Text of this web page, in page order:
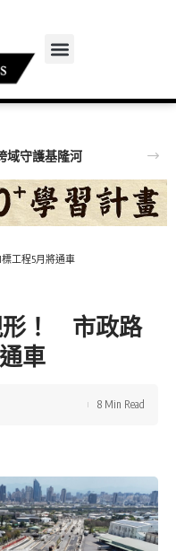
域守護基隆河
工程5月將通車
形！ 市政路
車
8 Min Read